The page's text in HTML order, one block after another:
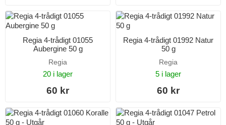
Regia 4-trådigt 01055
Aubergine 50 g
Regia
20 i lager
60 kr
Regia 4-trådigt 01992 Natur
50 g
Regia
5 i lager
60 kr